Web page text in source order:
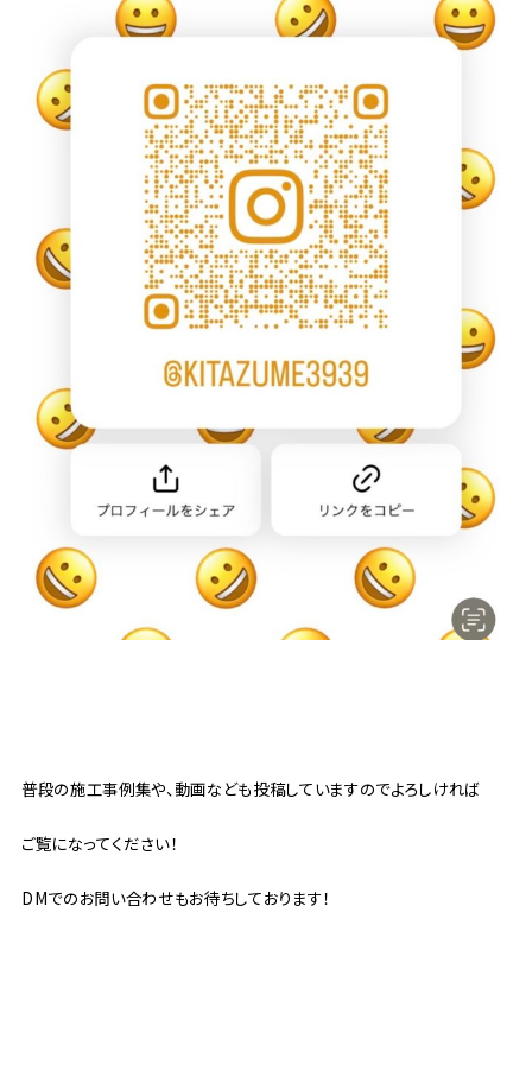
普段の施工事例集や、動画なども投稿していますのでよろしければ
ご覧になってください！
DMでのお問い合わせもお待ちしております！